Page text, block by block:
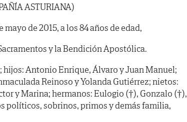
ASTURIANA)
de 2015, a los 84 años de edad,
y la Bendición Apostólica.
hijos: Antonio Enrique, Álvaro y Juan Manuel;
Reinoso y Yolanda Gutiérrez; nietos:
y Marina; hermanos: Eulogio (†), Gonzalo (†),
políticos, sobrinos, primos y demás familia,